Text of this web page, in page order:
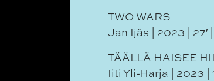
TWO WARS
Jan Ijäs | 2023 |
TÄÄLLÄ HAISEE
Iiti Yli-Harja | 2023 |